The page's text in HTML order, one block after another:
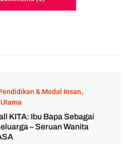
& Modal Insan
Utama
KITA: Ibu Bapa Sebagai
– Seruan Wanita